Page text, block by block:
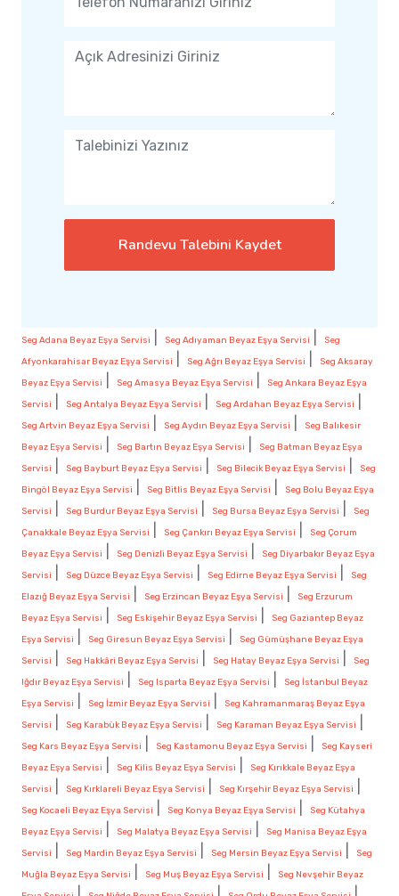
Randevu Talebini Kaydet
Seg Adana Beyaz Eşya Servisi Seg Adıyaman Beyaz Eşya Servisi
Seg
Afyonkarahisar Beyaz Eşya Servisi
Seg Ağrı Beyaz Eşya Servisi
Seg Aksaray
Beyaz Eşya Servisi
Seg Amasya Beyaz Eşya Servisi
Seg Ankara Beyaz Eşya
Servisi
Seg Antalya Beyaz Eşya Servisi Seg Ardahan Beyaz Eşya Servisi
Seg Artvin Beyaz Eşya Servisi Seg Aydın Beyaz Eşya Servisi
Seg Balıkesir
Beyaz Eşya Servisi
Seg Bartın Beyaz Eşya Servisi
Seg Batman Beyaz Eşya
Servisi
Seg Bayburt Beyaz Eşya Servisi Seg Bilecik Beyaz Eşya Servisi
Seg
Bingöl Beyaz Eşya Servisi
Seg Bitlis Beyaz Eşya Servisi
Seg Bolu Beyaz Eşya
Servisi
Seg Burdur Beyaz Eşya Servisi Seg Bursa Beyaz Eşya Servisi
Seg
Çanakkale Beyaz Eşya Servisi
Seg Çankırı Beyaz Eşya Servisi
Seg Çorum
Beyaz Eşya Servisi
Seg Denizli Beyaz Eşya Servisi
Seg Diyarbakır Beyaz Eşya
Servisi
Seg Düzce Beyaz Eşya Servisi Seg Edirne Beyaz Eşya Servisi
Seg
Elazığ Beyaz Eşya Servisi
Seg Erzincan Beyaz Eşya Servisi
Seg Erzurum
Beyaz Eşya Servisi
Seg Eskişehir Beyaz Eşya Servisi
Seg Gaziantep Beyaz
Eşya Servisi
Seg Giresun Beyaz Eşya Servisi
Seg Gümüşhane Beyaz Eşya
Servisi
Seg Hakkâri Beyaz Eşya Servisi Seg Hatay Beyaz Eşya Servisi
Seg
Iğdır Beyaz Eşya Servisi
Seg Isparta Beyaz Eşya Servisi
Seg İstanbul Beyaz
Eşya Servisi
Seg İzmir Beyaz Eşya Servisi
Seg Kahramanmaraş Beyaz Eşya
Servisi
Seg Karabük Beyaz Eşya Servisi Seg Karaman Beyaz Eşya Servisi
Seg Kars Beyaz Eşya Servisi Seg Kastamonu Beyaz Eşya Servisi
Seg Kayseri
Beyaz Eşya Servisi
Seg Kilis Beyaz Eşya Servisi
Seg Kırıkkale Beyaz Eşya
Servisi
Seg Kırklareli Beyaz Eşya Servisi Seg Kırşehir Beyaz Eşya Servisi
Seg Kocaeli Beyaz Eşya Servisi Seg Konya Beyaz Eşya Servisi
Seg Kütahya
Beyaz Eşya Servisi
Seg Malatya Beyaz Eşya Servisi
Seg Manisa Beyaz Eşya
Servisi
Seg Mardin Beyaz Eşya Servisi Seg Mersin Beyaz Eşya Servisi
Seg
Muğla Beyaz Eşya Servisi
Seg Muş Beyaz Eşya Servisi
Seg Nevşehir Beyaz